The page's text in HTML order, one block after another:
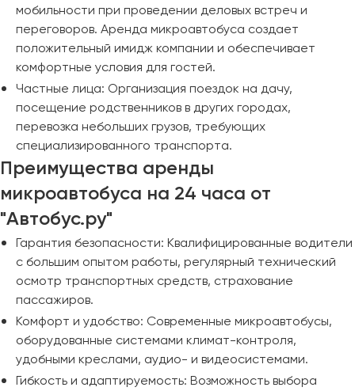
мобильности при проведении деловых встреч и
переговоров. Аренда микроавтобуса создает
положительный имидж компании и обеспечивает
комфортные условия для гостей.
Частные лица: Организация поездок на дачу,
посещение родственников в других городах,
перевозка небольших грузов, требующих
специализированного транспорта.
Преимущества аренды
микроавтобуса на 24 часа от
"Автобус.ру"
Гарантия безопасности: Квалифицированные водители
с большим опытом работы, регулярный технический
осмотр транспортных средств, страхование
пассажиров.
Комфорт и удобство: Современные микроавтобусы,
оборудованные системами климат-контроля,
удобными креслами, аудио- и видеосистемами.
Гибкость и адаптируемость: Возможность выбора